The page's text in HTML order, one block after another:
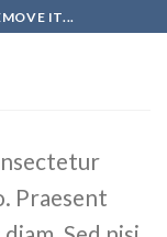
IT...
Praesent